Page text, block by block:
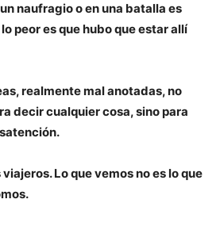
naufragio o en una batalla es
peor es que hubo que estar allí
realmente mal anotadas, no
decir cualquier cosa, sino para
Lo que vemos no es lo que